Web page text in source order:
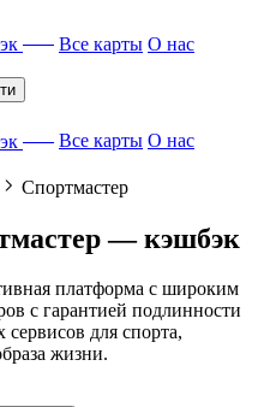
Все карты О нас
Все карты О нас
Спортмастер
—кэшбэк
платформа с широким
с гарантией подлинности
для спорта,
жизни.